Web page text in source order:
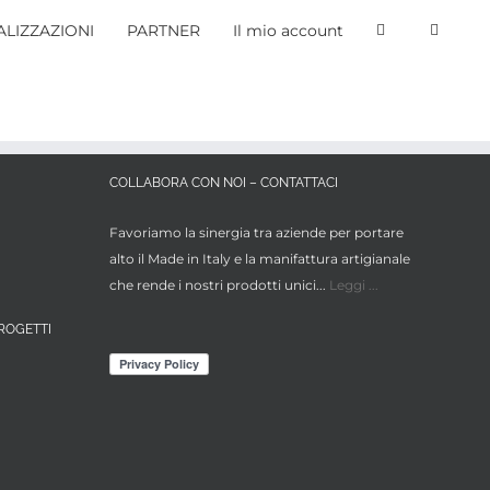
PARTNER Il mio account
COLLABORA CON NOI – CONTATTACI
Favoriamo la sinergia tra aziende per portare
alto il Made in Italy e la manifattura artigianale
che rende i nostri prodotti unici... Leggi ...